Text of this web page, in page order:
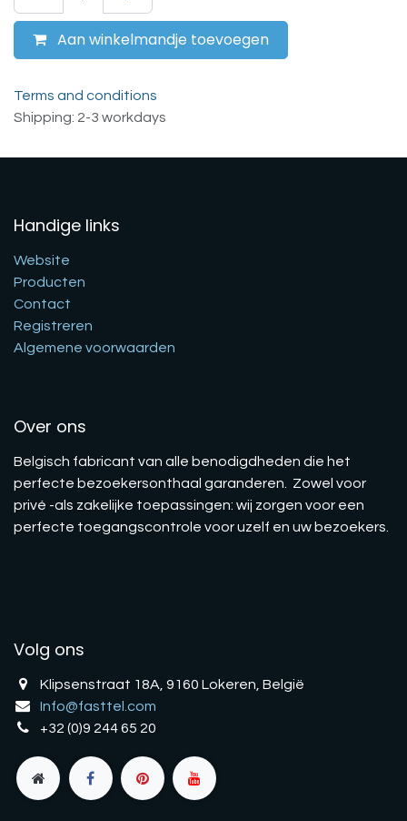
Aan winkelmandje toevoegen
Terms and conditions
Shipping: 2-3 workdays
Handige links
Website
Producten
Contact
Registreren
Algemene voorwaarden
Over ons
Belgisch fabricant van alle benodigdheden die het
perfecte bezoekersonthaal garanderen. Zowel voor
privé -als zakelijke toepassingen: wij zorgen voor een
perfecte toegangscontrole voor uzelf en uw bezoekers.
Volg ons
Klipsenstraat 18A, 9160 Lokeren, België
Info@fasttel.com
+32 (0)9 244 65 20